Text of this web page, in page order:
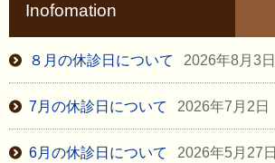
Inofomation
８月の休診日について 2026年8月3日
7月の休診日について 2026年7月2日
6月の休診日について 2026年5月27日